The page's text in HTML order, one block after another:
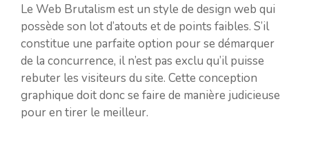
Le Web Brutalism est un style de design web qui
possède son lot d’atouts et de points faibles. S’il
constitue une parfaite option pour se démarquer
de la concurrence, il n’est pas exclu qu’il puisse
rebuter les visiteurs du site. Cette conception
graphique doit donc se faire de manière judicieuse
pour en tirer le meilleur.